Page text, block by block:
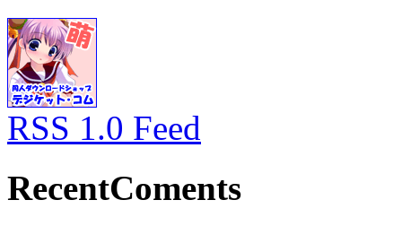
RSS 1.0 Feed
RecentComents